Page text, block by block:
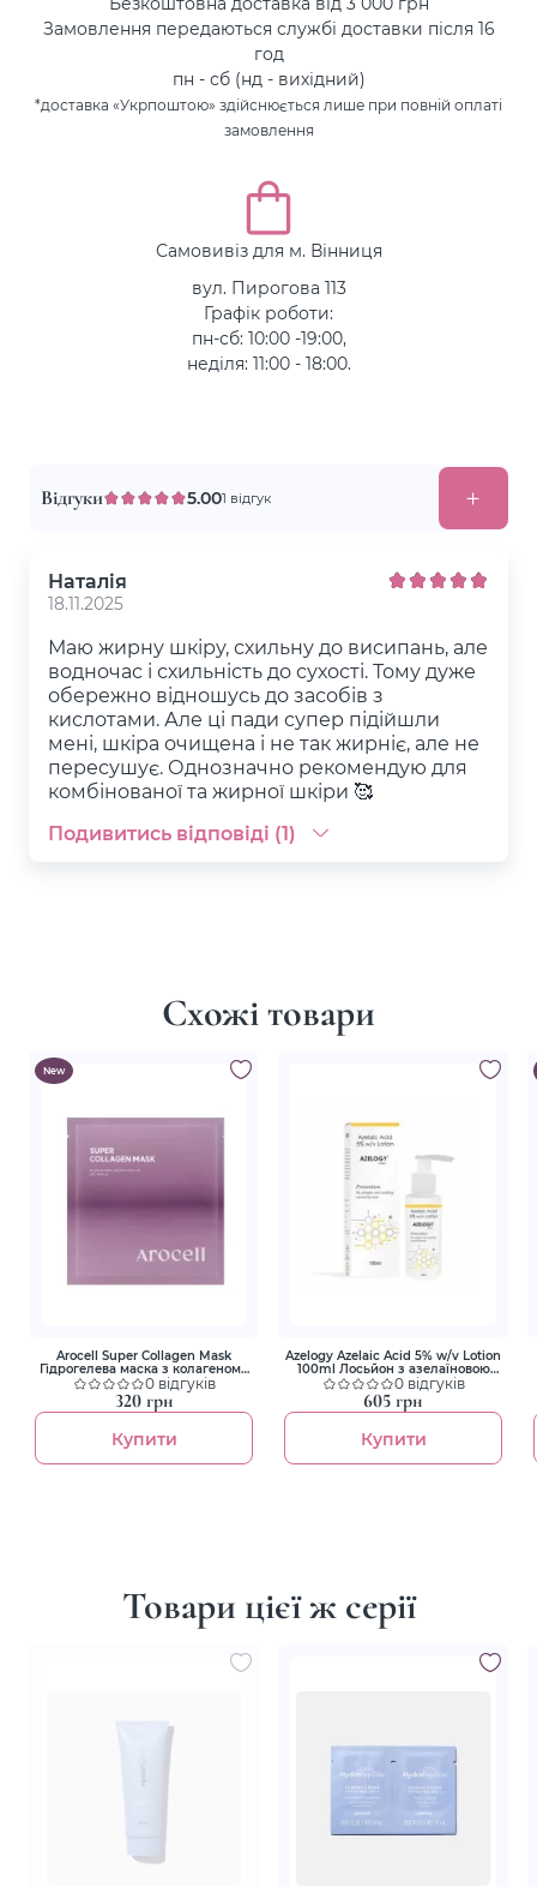
Замовлення передаються службі доставки після 16
год
пн - сб (нд - вихідний)
*доставка «Укрпоштою» здійснюється лише при повній оплаті
замовлення
Самовивіз для м. Вінниця
вул. Пирогова 113
Графік роботи:
пн-сб: 10:00 -19:00,
неділя: 11:00 - 18:00.
Відгуки 5.001 відгук
Наталія
18.11.2025
Маю жирну шкіру, схильну до висипань, але
водночас і схильність до сухості. Тому дуже
обережно відношусь до засобів з
кислотами. Але ці пади супер підійшли
мені, шкіра очищена і не так жирніє, але не
пересушує. Однозначно рекомендую для
комбінованої та жирної шкіри 🥰
Подивитись відповіді (1)
Схожі товари
New
Arocell Super Collagen Mask
Гідрогелева маска з колагеном і
пептидами для ліфтингу та
зволоження
0 відгуків
320 грн
Купити
Azelogy Azelaic Acid 5% w/v Lotion
100ml Лосьйон з азелаїновою
кислотою 5%
0 відгуків
605 грн
Купити
Товари цієї ж серії